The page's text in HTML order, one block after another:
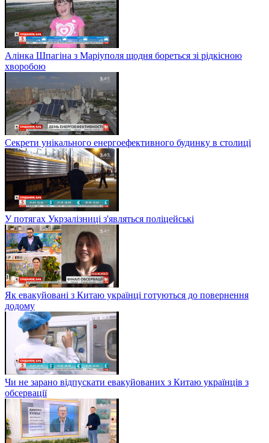
Алінка Шпагіна з Маріуполя щодня бореться зі рідкісною
хворобою
Секрети унікального енергоефективного будинку в столиці
У потягах Укрзалізниці з'являться поліцейські
Як евакуйовані з Китаю українці готуються до повернення
додому
Чи не зарано відпускати евакуйованих з Китаю українців з
обсервації